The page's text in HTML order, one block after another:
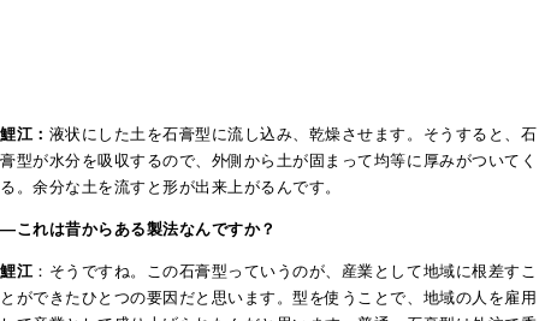
鯉江： 液状にした土を石膏型に流し込み、乾燥させます。そうすると、石
膏型が水分を吸収するので、外側から土が固まって均等に厚みがついてく
る。余分な土を流すと形が出来上がるんです。
―これは昔からある製法なんですか？
鯉江 ：そうですね。この石膏型っていうのが、産業として地域に根差すこ
とができたひとつの要因だと思います。型を使うことで、地域の人を雇用